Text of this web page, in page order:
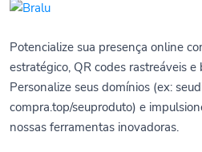
Potencialize sua presença online
estratégico, QR codes rastreáveis
Personalize seus domínios (ex:
compra.top/seuproduto) e
nossas ferramentas inovadoras.